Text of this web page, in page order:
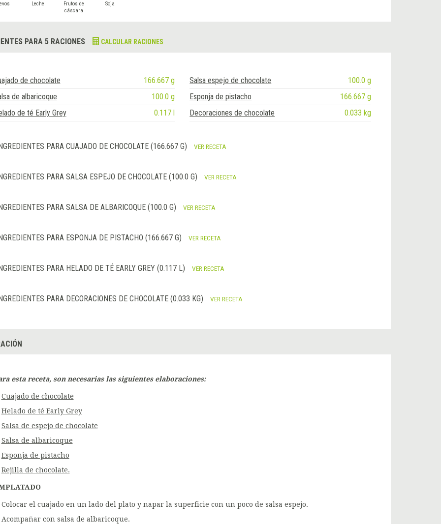
Leche
Frutos de
cáscara
Soja
PARA 5 RACIONES CALCULAR RACIONES
de chocolate 166.667 g Salsa espejo de chocolate
100.0 g
de albaricoque
100.0 g Esponja de pistacho
166.667 g
de té Early Grey
0.117 l Decoraciones de chocolate 0.033 kg
INGREDIENTES PARA CUAJADO DE CHOCOLATE (166.667 G) VER RECETA
INGREDIENTES PARA SALSA ESPEJO DE CHOCOLATE (100.0 G) VER RECETA
INGREDIENTES PARA SALSA DE ALBARICOQUE (100.0 G) VER RECETA
INGREDIENTES PARA ESPONJA DE PISTACHO (166.667 G) VER RECETA
INGREDIENTES PARA HELADO DE TÉ EARLY GREY (0.117 L) VER RECETA
INGREDIENTES PARA DECORACIONES DE CHOCOLATE (0.033 KG) VER RECETA
esta receta, son necesarias las siguientes elaboraciones:
Cuajado de chocolate
Helado de té Early Grey
Salsa de espejo de chocolate
Salsa de albaricoque
Esponja de pistacho
Rejilla de chocolate.
Colocar el cuajado en un lado del plato y napar la superficie con un poco de salsa espejo.
Acompañar con salsa de albaricoque.